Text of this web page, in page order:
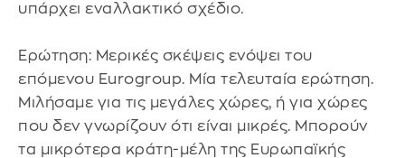
υπάρχει εναλλακτικό σχέδιο.
Ερώτηση: Μερικές σκέψεις ενόψει του
επόμενου Eurogroup. Μία τελευταία ερώτηση.
Μιλήσαμε για τις μεγάλες χώρες, ή για χώρες
που δεν γνωρίζουν ότι είναι μικρές. Μπορούν
τα μικρότερα κράτη-μέλη της Ευρωπαϊκής